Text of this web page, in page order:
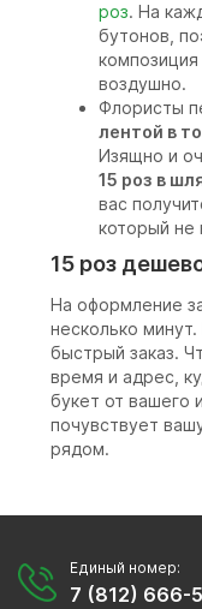
роз. На
бутонов,
воздушно.
Флористы
лентой в
Изящно и
15 роз в
вас
который не
15 роз
На оформление
несколько
быстрый заказ.
время и адрес,
букет от вашего
почувствует
рядом.
Единый номер:
7 (812) 666-